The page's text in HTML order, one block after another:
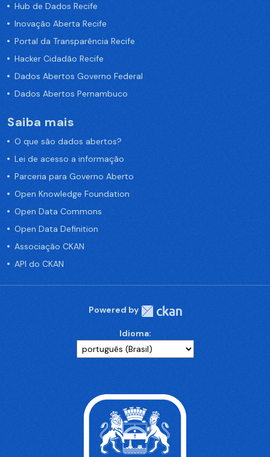
Hub de Dados Recife
Inovação Aberta Recife
Portal da Transparência Recife
Hacker Cidadão Recife
Dados Abertos Governo Federal
Dados Abertos Pernambuco
Saiba mais
O que são dados abertos?
Lei de acesso a informação
Parceria para Governo Aberto
Open Knowledge Foundation
Open Data Commons
Open Data Definition
Associação CKAN
API do CKAN
Powered by
Idioma